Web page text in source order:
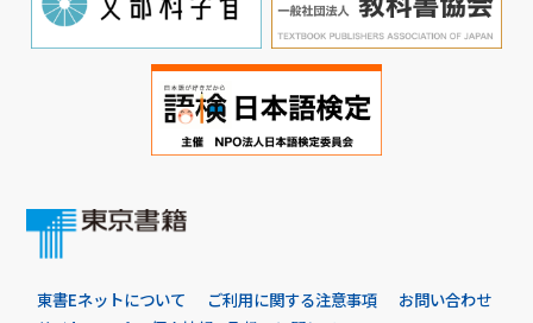
東書Eネットについて ご利用に関する注意事項
お問い合わせ